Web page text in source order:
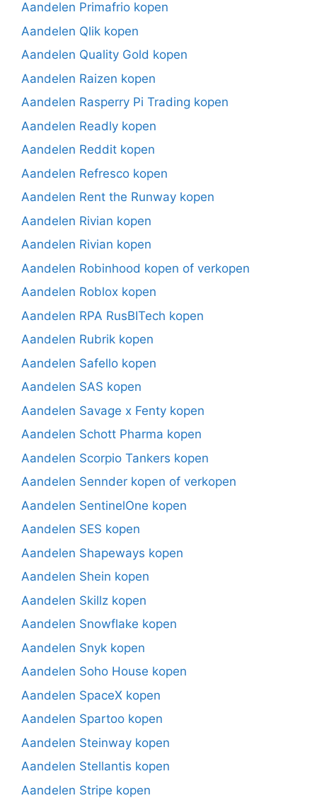
Aandelen Primafrio kopen
Aandelen Qlik kopen
Aandelen Quality Gold kopen
Aandelen Raizen kopen
Aandelen Rasperry Pi Trading kopen
Aandelen Readly kopen
Aandelen Reddit kopen
Aandelen Refresco kopen
Aandelen Rent the Runway kopen
Aandelen Rivian kopen
Aandelen Rivian kopen
Aandelen Robinhood kopen of verkopen
Aandelen Roblox kopen
Aandelen RPA RusBITech kopen
Aandelen Rubrik kopen
Aandelen Safello kopen
Aandelen SAS kopen
Aandelen Savage x Fenty kopen
Aandelen Schott Pharma kopen
Aandelen Scorpio Tankers kopen
Aandelen Sennder kopen of verkopen
Aandelen SentinelOne kopen
Aandelen SES kopen
Aandelen Shapeways kopen
Aandelen Shein kopen
Aandelen Skillz kopen
Aandelen Snowflake kopen
Aandelen Snyk kopen
Aandelen Soho House kopen
Aandelen SpaceX kopen
Aandelen Spartoo kopen
Aandelen Steinway kopen
Aandelen Stellantis kopen
Aandelen Stripe kopen